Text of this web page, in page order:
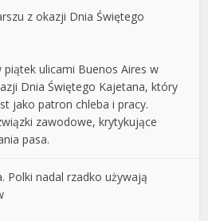
z okazji Dnia Świętego
piątek ulicami Buenos Aires w
Dnia Świętego Kajetana, który
jako patron chleba i pracy.
zawodowe, krytykujące
pasa.
Polki nadal rzadko używają